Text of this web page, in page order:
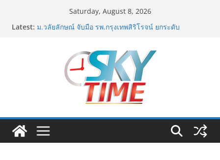
Saturday, August 8, 2026
Latest:
ททท. ต้อนรับเที่ยวบินปฐมฤกษ์สายการบิน TransNusa
Airlines เส้นทางจาการ์ตา-กรุงเทพฯ เสริม Air
เที่ยวแรกบินแรก 6 สิงหาคมนี้
ม.วลัยลักษณ์ จับมือ รพ.กรุงเทพสิริโรจน์ ยกระดับ
สารสนเทศการแพทย์-เวชศาสตร์ป้องกัน สู่ศูนย์กลางภาค
ใต้ตอนบน
รฟท. เปิดเวทีรับฟังความคิดเห็นประชาชน ครั้งที่ 2
โครงการรถไฟฟ้าสายสีแดงเข้ม “วงเวียนใหญ่–มหาชัย”
ส่วนร่วม
เจบีซี มวยอาชีพแห่งญี่ปุ่น พร้อมสนับสนุนนักมวยชาวไทย
“เสี่ยนริส”แนะเพิ่มไฟท์แฟ็กซ์ เว็บรับรองสถิติมวย หลัง